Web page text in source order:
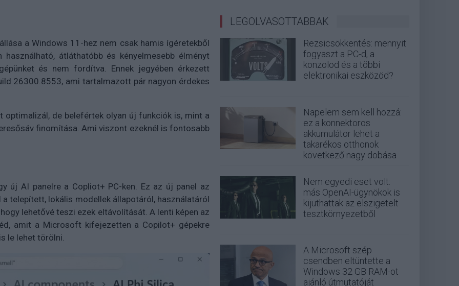
a Windows 11-hez nem csak hamis ígéretekből
átláthatóbb és kényelmesebb élményt
és nem fordítva. Ennek jegyében érkezett
26300.8553, ami tartalmazott pár nagyon érdekes
de belefértek olyan új funkciók is, mint a
finomítása. Ami viszont ezeknél is fontosabb
új AI panelre a Copliot+ PC-ken. Ez az új panel az
telepített, lokális modellek állapotáról, használatáról
lehetővé teszi ezek eltávolítását. A lenti képen az
amit a Microsoft kifejezetten a Copilot+ gépekre
le lehet törölni.
LEGOLVASOTTABBAK
Rezsicsökkentés: mennyit
fogyaszt a PC-d, a
konzolod és a többi
elektronikai eszközöd?
Napelem sem kell hozzá:
ez a konnektoros
akkumulátor lehet a
takarékos otthonok
következő nagy dobása
Nem egyedi eset volt:
más OpenAI-ügynökök is
kijuthattak az elszigetelt
tesztkörnyezetből
A Microsoft szép
csendben eltüntette a
Windows 32 GB RAM-ot
ajánló útmutatóját